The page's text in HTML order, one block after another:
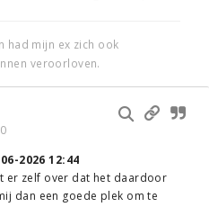
had mijn ex zich ook
veroorloven.
2026 12:44
er zelf over dat het daardoor
dan een goede plek om te